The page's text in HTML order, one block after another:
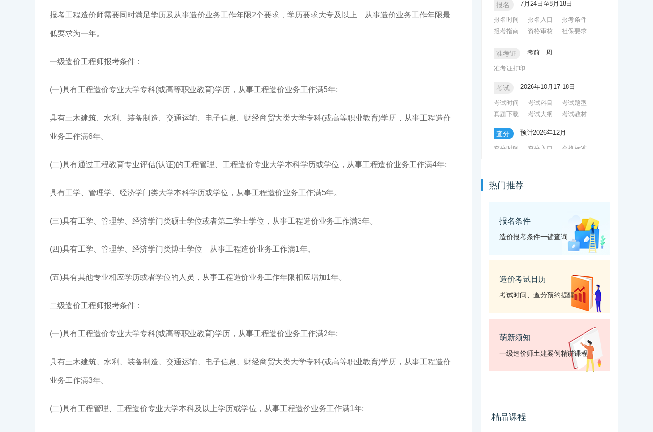
一级造价师证书补贴吗
各省二级造价师报名时间一样吗
报考工程造价师需要同时满足学历及从事造价业务工作年限2个要求，学历要求大专及以上，从事造价业务工作年限最
低要求为一年。
一级造价工程师报考条件：
(一)具有工程造价专业大学专科(或高等职业教育)学历，从事工程造价业务工作满5年;
具有土木建筑、水利、装备制造、交通运输、电子信息、财经商贸大类大学专科(或高等职业教育)学历，从事工程造价
业务工作满6年。
(二)具有通过工程教育专业评估(认证)的工程管理、工程造价专业大学本科学历或学位，从事工程造价业务工作满4年;
具有工学、管理学、经济学门类大学本科学历或学位，从事工程造价业务工作满5年。
(三)具有工学、管理学、经济学门类硕士学位或者第二学士学位，从事工程造价业务工作满3年。
(四)具有工学、管理学、经济学门类博士学位，从事工程造价业务工作满1年。
(五)具有其他专业相应学历或者学位的人员，从事工程造价业务工作年限相应增加1年。
二级造价工程师报考条件：
(一)具有工程造价专业大学专科(或高等职业教育)学历，从事工程造价业务工作满2年;
具有土木建筑、水利、装备制造、交通运输、电子信息、财经商贸大类大学专科(或高等职业教育)学历，从事工程造价
业务工作满3年。
(二)具有工程管理、工程造价专业大学本科及以上学历或学位，从事工程造价业务工作满1年;
报名 7月24日至8月18日
报名时间 报名入口
报考条件
报考指南
资格审核 社保要求
准考证 考前一周
准考证打印
考试 2026年10月17-18日
考试时间 考试科目
考试题型
真题下载
考试大纲 考试教材
查分 预计2026年12月
查分时间 查分入口 合格标准
证书领取
热门推荐
报名条件
造价报考条件一键查询
造价考试日历
考试时间、查分预约提醒
萌新须知
一级造价师土建案例精讲课程
精品课程